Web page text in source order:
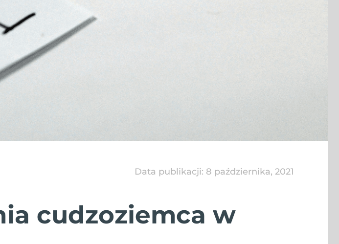
Data publikacji: 8 października, 2021
cudzoziemca w